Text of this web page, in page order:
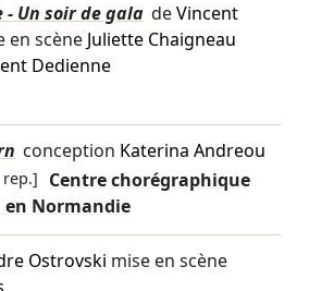
- Un soir de gala deVincent
en scène Juliette Chaigneau
Dedienne
conception Katerina Andreou
rep.]
Centre chorégraphique
en Normandie
Ostrovski mise en scène